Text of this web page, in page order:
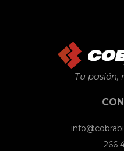
Tu pasión,
266